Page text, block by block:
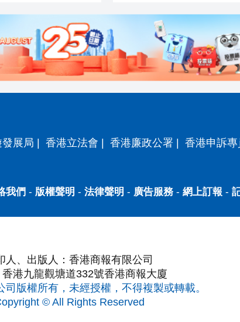
展局 | 香港立法會 | 香港廉政公署 | 香港申訴
我們 - 版權聲明 - 法律聲明 - 廣告服務- 網上訂報 -
人、出版人：香港商報有限公司
港九龍觀塘道332號香港商報大廈
司版權所有，未經授權，不得複製或轉載。
© All Rights Reserved